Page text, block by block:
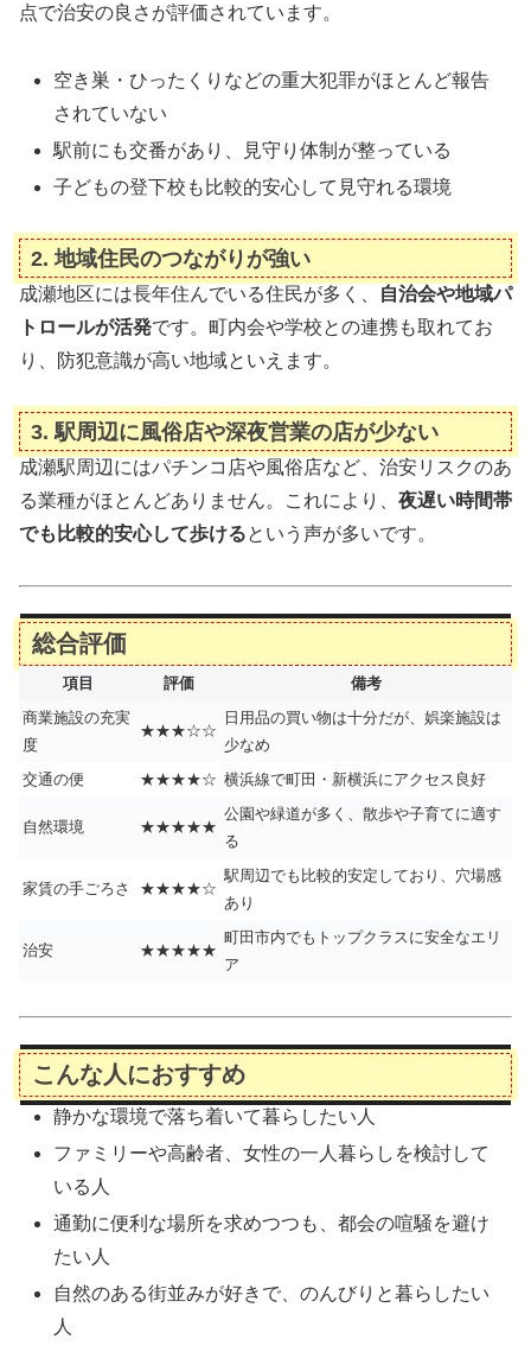
点で治安の良さが評価されています。
空き巣・ひったくりなどの重大犯罪がほとんど報告
されていない
駅前にも交番があり、見守り体制が整っている
子どもの登下校も比較的安心して見守れる環境
2.地域住民のつながりが強い
成瀬地区には長年住んでいる住民が多く、
自治会や地域パ
トロールが活発です。町内会や学校との連携も取れてお
り、防犯意識が高い地域といえます。
3.駅周辺に風俗店や深夜営業の店が少ない
成瀬駅周辺にはパチンコ店や風俗店など、治安リスクのあ
る業種がほとんどありません。これにより、 夜遅い時間帯
でも比較的安心して歩けるという声が多いです。
総合評価
項目 評価
備考
商業施設の充実
度
★★★☆☆
日用品の買い物は十分だが、娯楽施設は
少なめ
交通の便
★★★★☆ 横浜線で町田・新横浜にアクセス良好
自然環境 ★★★★★
公園や緑道が多く、散歩や子育てに適す
る
家賃の手ごろさ ★★★★☆
駅周辺でも比較的安定しており、穴場感
あり
治安 ★★★★★
町田市内でもトップクラスに安全なエリ
ア
こんな人におすすめ
静かな環境で落ち着いて暮らしたい人
ファミリーや高齢者、女性の一人暮らしを検討して
いる人
通勤に便利な場所を求めつつも、都会の喧騒を避け
たい人
自然のある街並みが好きで、のんびりと暮らしたい
人